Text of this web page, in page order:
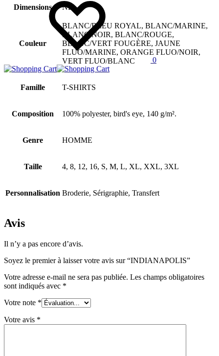
0
Dimensions ND
Couleur
BLANC/BLEU ROYAL, BLANC/MARINE,
BLANC/NOIR, BLANC/ROUGE,
BLANC/VERT FOUGÈRE, JAUNE
FLUO/MARINE, ORANGE FLUO/NOIR,
VERT FLUO/BLANC
Famille T-SHIRTS
Composition 100% polyester, bird's eye, 140 g/m².
Genre HOMME
Taille 4, 8, 12, 16, S, M, L, XL, XXL, 3XL
Personnalisation Broderie, Sérigraphie, Transfert
Avis
Il n’y a pas encore d’avis.
Soyez le premier à laisser votre avis sur “INDIANAPOLIS”
Votre adresse e-mail ne sera pas publiée. Les champs obligatoires
sont indiqués avec *
Votre note *
Votre avis *